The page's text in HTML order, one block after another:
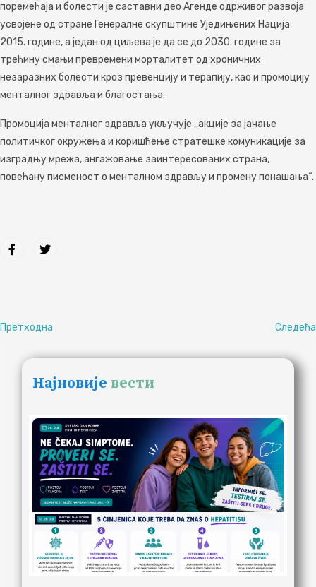
поремећаја и болести је саставни део Агенде одрживог развоја
усвојене од стране Генералне скупштине Уједињених Нација
2015. године, а један од циљева је да се до 2030. године за
трећину смањи превремени морталитет од хроничних
незаразних болести кроз превенцију и терапију, као и промоцију
менталног здравља и благостања.
Промоција менталног здравља укључује ,,акције за јачање
политичког окружења и коришћење стратешке комуникације за
изградњу мрежа, ангажовање заинтересованих страна,
повећану писменост о менталном здрављу и промену понашања“.
Претходна Следећа
Најновије вести